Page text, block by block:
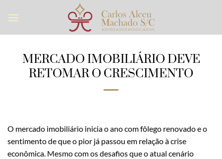
MERCADO IMOBILIÁRIO DEVE
RETOMAR O CRESCIMENTO
O mercado imobiliário inicia o ano com fôlego renovado e o
sentimento de que o pior já passou em relação à crise
econômica. Mesmo com os desafios que o atual cenário